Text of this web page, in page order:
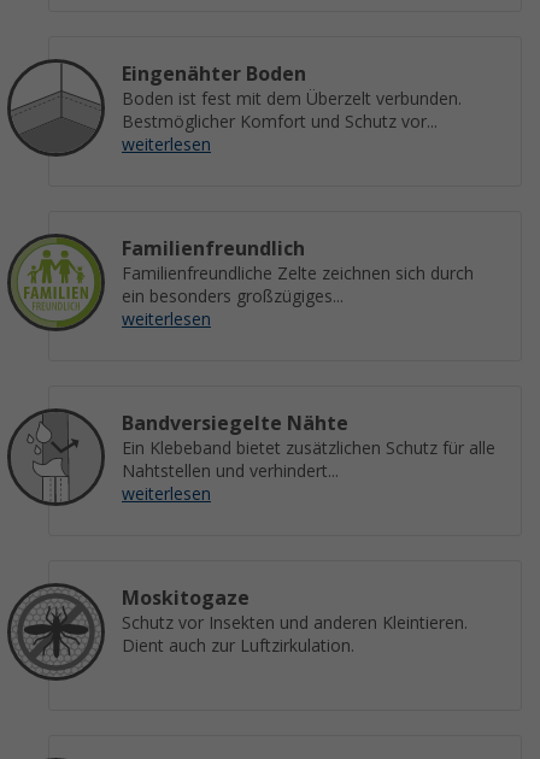
Eingenähter Boden
Boden ist fest mit dem Überzelt verbunden.
Bestmöglicher Komfort und Schutz vor...
weiterlesen
Familienfreundlich
Familienfreundliche Zelte zeichnen sich durch
ein besonders großzügiges...
weiterlesen
Bandversiegelte Nähte
Ein Klebeband bietet zusätzlichen Schutz für alle
Nahtstellen und verhindert...
weiterlesen
Moskitogaze
Schutz vor Insekten und anderen Kleintieren.
Dient auch zur Luftzirkulation.